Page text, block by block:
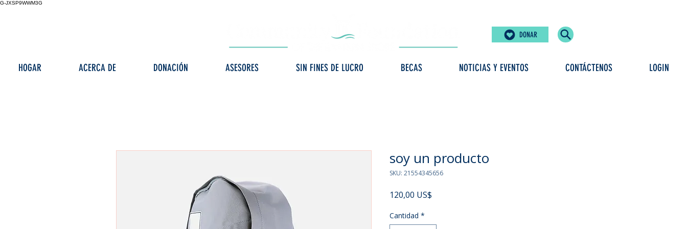
G-JXSP9WWM3G
DONAR
HOGAR ACERCA DE DONACIÓN ASESORES SIN FINES DE LUCRO BECAS NOTICIAS Y EVENTOS CONTÁCTENOS LOGIN
soy un producto
SKU: 21554345656
120,00 US$
Cantidad *